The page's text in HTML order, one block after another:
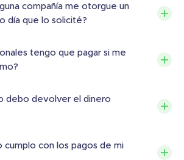
compañía me otorgue un
día que lo solicité?
tengo que pagar si me
debo devolver el dinero
cumplo con los pagos de mi